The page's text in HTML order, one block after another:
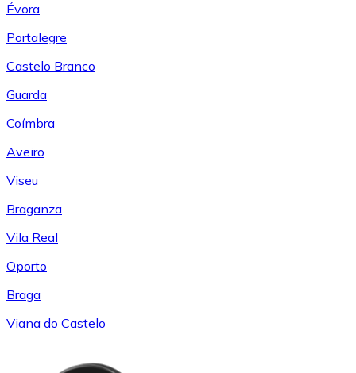
Évora
Portalegre
Castelo Branco
Guarda
Coímbra
Aveiro
Viseu
Braganza
Vila Real
Oporto
Braga
Viana do Castelo